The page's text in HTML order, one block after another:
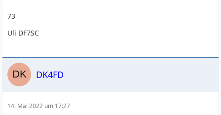
73
Uli DF7SC
DK4FD
14. Mai 2022 um 17:27